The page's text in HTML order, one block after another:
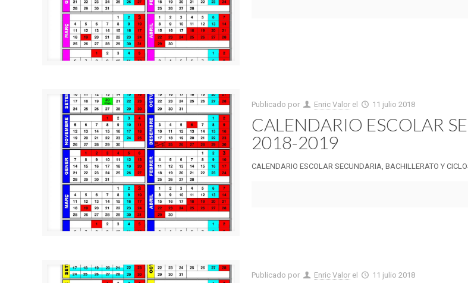
Publicado por Enric Valor el 11 julio 2018
CALENDARIO ESCOLAR
2018-2019
CALENDARIO ESCOLAR SECUNDARIA, BACHILLERATO Y
Publicado por Enric Valor el 11 julio 2018